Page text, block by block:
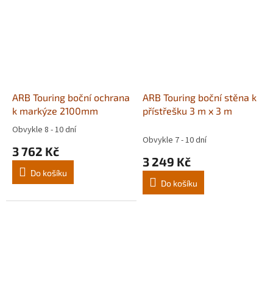
ARB Touring boční ochrana
k markýze 2100mm
Průměrné
produktu
5,0
5
Obvykle 8 - 10 dní
3 762 Kč
Do košíku
ARB Touring boční stěna k
přístřešku 3 m x 3 m
Obvykle 7 - 10 dní
3 249 Kč
Do košíku